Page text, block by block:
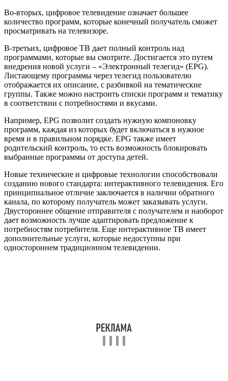
Во-вторых, цифровое телевидение означает большее
количество программ, которые конечный получатель сможет
просматривать на телевизоре.
В-третьих, цифровое ТВ дает полный контроль над
программами, которые вы смотрите. Достигается это путем
внедрения новой услуги – «Электронный телегид» (EPG).
Листающему программы через телегид пользователю
отображается их описание, с разбивкой на тематические
группы. Также можно настроить списки программ и тематику
в соответствии с потребностями и вкусами.
Например, EPG позволит создать нужную компоновку
программ, каждая из которых будет включаться в нужное
время и в правильном порядке. EPG также имеет
родительский контроль, то есть возможность блокировать
выбранные программы от доступа детей.
Новые технические и цифровые технологии способствовали
созданию нового стандарта: интерактивного телевидения. Его
принципиальное отличие заключается в наличии обратного
канала, по которому получатель может заказывать услуги.
Двустороннее общение отправителя с получателем и наоборот
дает возможность лучше адаптировать предложение к
потребностям потребителя. Еще интерактивное ТВ имеет
дополнительные услуги, которые недоступны при
одностороннем традиционном телевидении.
IPTV реализует следующие услуги:
VoD – доступ к записям фильмов и программ в любое